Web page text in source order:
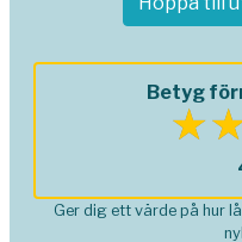
Betyg
Ger dig ett värde på hur